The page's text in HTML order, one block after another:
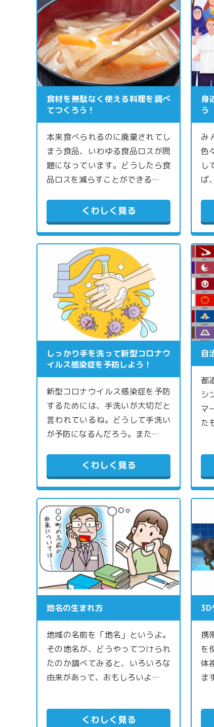
食材を無駄なく使える料理を調べ
てつくろう！
本来食べられるのに廃棄されてし
まう食品、いわゆる食品ロスが問
題になっています。どうしたら食
品ロスを減らすことができる…
くわしく見る
身
う
み
色
し
ば
しっかり手を洗って新型コロナウ
イルス感染症を予防しよう！
新型コロナウイルス感染症を予防
するためには、手洗いが大切だと
言われているね。どうして手洗い
が予防になるんだろう。また…
くわしく見る
自
都
シ
マ
た
地名の生まれ方
地域の名前を「地名」というよ。
その地名が、どうやってつけられ
たのか調べてみると、いろいろな
由来があって、おもしろいよ…
くわしく見る
3D
携
を
体
ま